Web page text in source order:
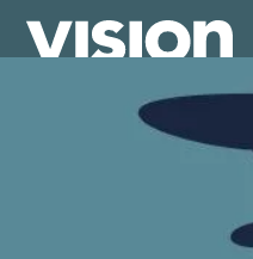
Direkt
zum